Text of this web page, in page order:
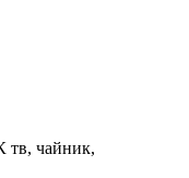
тв, чайник,